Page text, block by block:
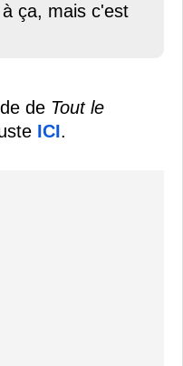
ça, mais c'est
de Tout le
ICI.